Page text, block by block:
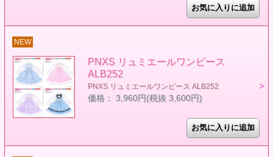
NEW
PNXS リュミエールワンピース
ALB252
PNXS リュミエールワンピース ALB252
価格： 3,960円(税抜 3,600円)